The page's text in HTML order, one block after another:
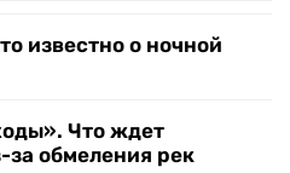
известно о ночной
Что ждет
за обмеления рек